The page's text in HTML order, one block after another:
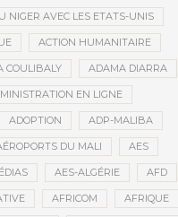
NIGER AVEC LES ETATS-UNIS
ACTION HUMANITAIRE
COULIBALY ADAMA DIARRA
EN LIGNE
ADOPTION ADP-MALIBA
DU MALI AES
AES-ALGÉRIE AFD
AFRICOM AFRIQUE